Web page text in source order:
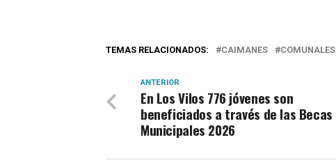
TEMAS RELACIONADOS: CAIMANES COMUNALES
ANTERIOR
En Los Vilos 776 jóvenes son
beneficiados a través de las Becas
Municipales 2026